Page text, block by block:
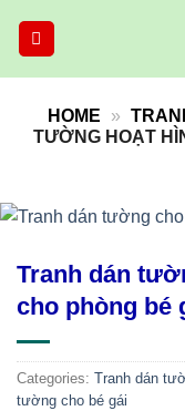
HOME »
TƯỜNG HOẠT
Tranh dán
cho phòng bé
Categories: Tranh dán
tường cho bé gái